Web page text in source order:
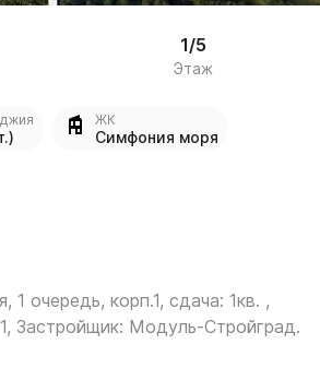
1/5
Этаж
ЖК
Симфония моря
очередь, корп.1, сдача: 1кв. ,
Застройщик: Модуль-Стройград.